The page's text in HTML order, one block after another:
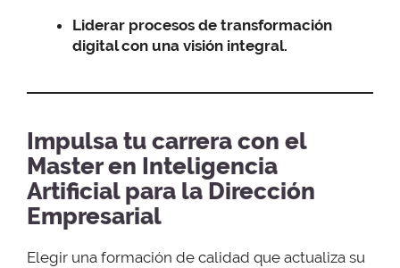
Liderar procesos de transformación
digital con una visión integral.
Impulsa tu carrera con el
Master en Inteligencia
Artificial para la Dirección
Empresarial
Elegir una formación de calidad que actualiza su